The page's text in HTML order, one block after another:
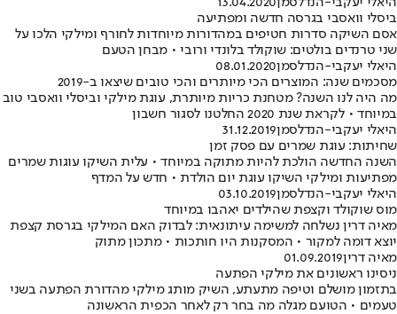
ביסלי וואסבי בגרסה חדשה ומפתיעה
אסם השיקה סדרות חטיפים במהדורות מיוחדות לחורף ומילקי הלכו על
שני טרנדים בולטים: שוקולד בלונדי ורובי • מבחן הטעם
היאלי יעקבי-הנדלסמן08.01.2020
מסכמים שנה: המוצרים הכי מיותרים והכי טובים שיצאו ב-2019
מה היה לנו השנה? מטחנת כריות מיותרת, עוגת מילקי וביסלי וואסבי טוב
במיוחד • לקראת שנת 2020 החלטנו לסגור חשבון
היאלי יעקבי-הנדלסמן31.12.2019
שחיתות: עוגת שמרים עם פסק זמן
השנה החדשה הולכת להיות מתוקה במיוחד • עלית השיקו עוגות שמרים
מפתיעות ומילקי השיקו עוגת יום הולדת • חדש על המדף
היאלי יעקבי-הנדלסמן03.10.2019
מוס שוקולד וקצפת שהילדים יאהבו במיוחד
מאיה דרין נשלחה למשימה עיתונאית: לבדוק האם המילקי בגרסת קצפת
יוצא דומה למקור • המסקנות היו חותכות • מתכון מתוק
מאיה דרין01.09.2019
ניסינו ראשונים את מילקי הפתעה
בתזמון מושלם וטיפה מתעתע, השיק מותג מילקי מהדורת הפתעה בשני
טעמים • הטועם מגלה מה בחר רק לאחר הכפית הראשונה